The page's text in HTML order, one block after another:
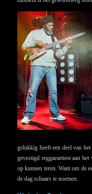
gelukkig heeft een deel van
gevestigd reggaeartiest aan
op kunnen teren. Want om de
de dag schaars te noemen.